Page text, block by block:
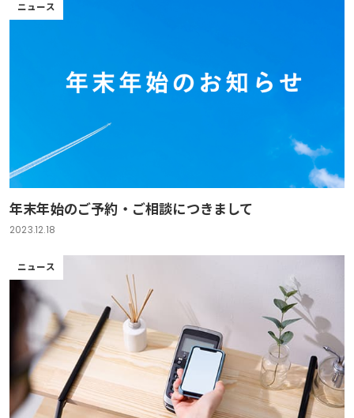
ニュース
年末年始のご予約・ご相談につきまして
2023.12.18
ニュース